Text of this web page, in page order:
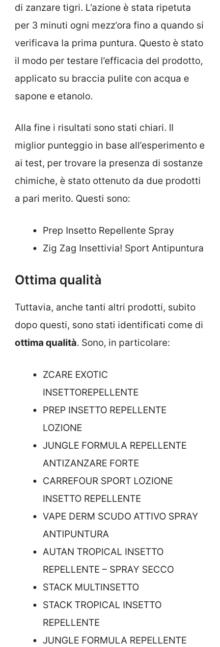
di zanzare tigri. L’azione è stata ripetuta
per 3 minuti ogni mezz’ora fino a quando si
verificava la prima puntura. Questo è stato
il modo per testare l’efficacia del prodotto,
applicato su braccia pulite con acqua e
sapone e etanolo.
Alla fine i risultati sono stati chiari. Il
miglior punteggio in base all’esperimento e
ai test, per trovare la presenza di sostanze
chimiche, è stato ottenuto da due prodotti
a pari merito. Questi sono:
Prep Insetto Repellente Spray
Zig Zag Insettivia! Sport Antipuntura
Ottima qualità
Tuttavia, anche tanti altri prodotti, subito
dopo questi, sono stati identificati come di
ottima qualità. Sono, in particolare:
ZCARE EXOTIC
INSETTOREPELLENTE
PREP INSETTO REPELLENTE
LOZIONE
JUNGLE FORMULA REPELLENTE
ANTIZANZARE FORTE
CARREFOUR SPORT LOZIONE
INSETTO REPELLENTE
VAPE DERM SCUDO ATTIVO SPRAY
ANTIPUNTURA
AUTAN TROPICAL INSETTO
REPELLENTE – SPRAY SECCO
STACK MULTINSETTO
STACK TROPICAL INSETTO
REPELLENTE
JUNGLE FORMULA REPELLENTE